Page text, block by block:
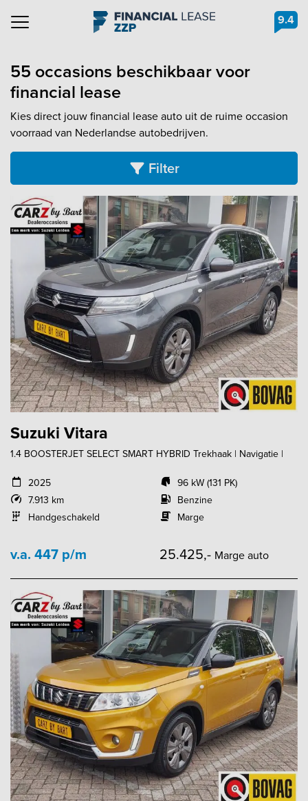
Navigation 9.4
55 occasions beschikbaar voor
financial lease
Kies direct jouw financial lease auto uit de ruime occasion
voorraad van Nederlandse autobedrijven.
Filter
Suzuki Vitara
1.4 BOOSTERJET SELECT SMART HYBRID Trekhaak | Navigatie |
2025
7.913 km
Handgeschakeld
96 kW (131 PK)
Benzine
Marge
v.a. 447 p/m 25.425,- Marge auto